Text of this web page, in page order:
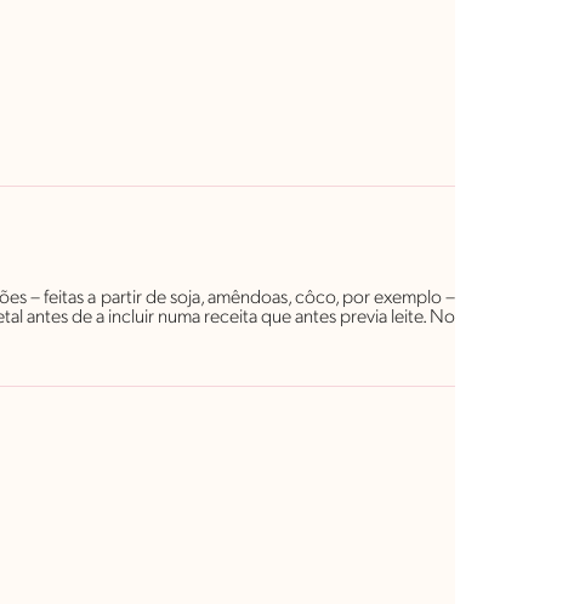
– feitas a partir de soja, amêndoas, côco, por exemplo –
antes de a incluir numa receita que antes previa leite. No